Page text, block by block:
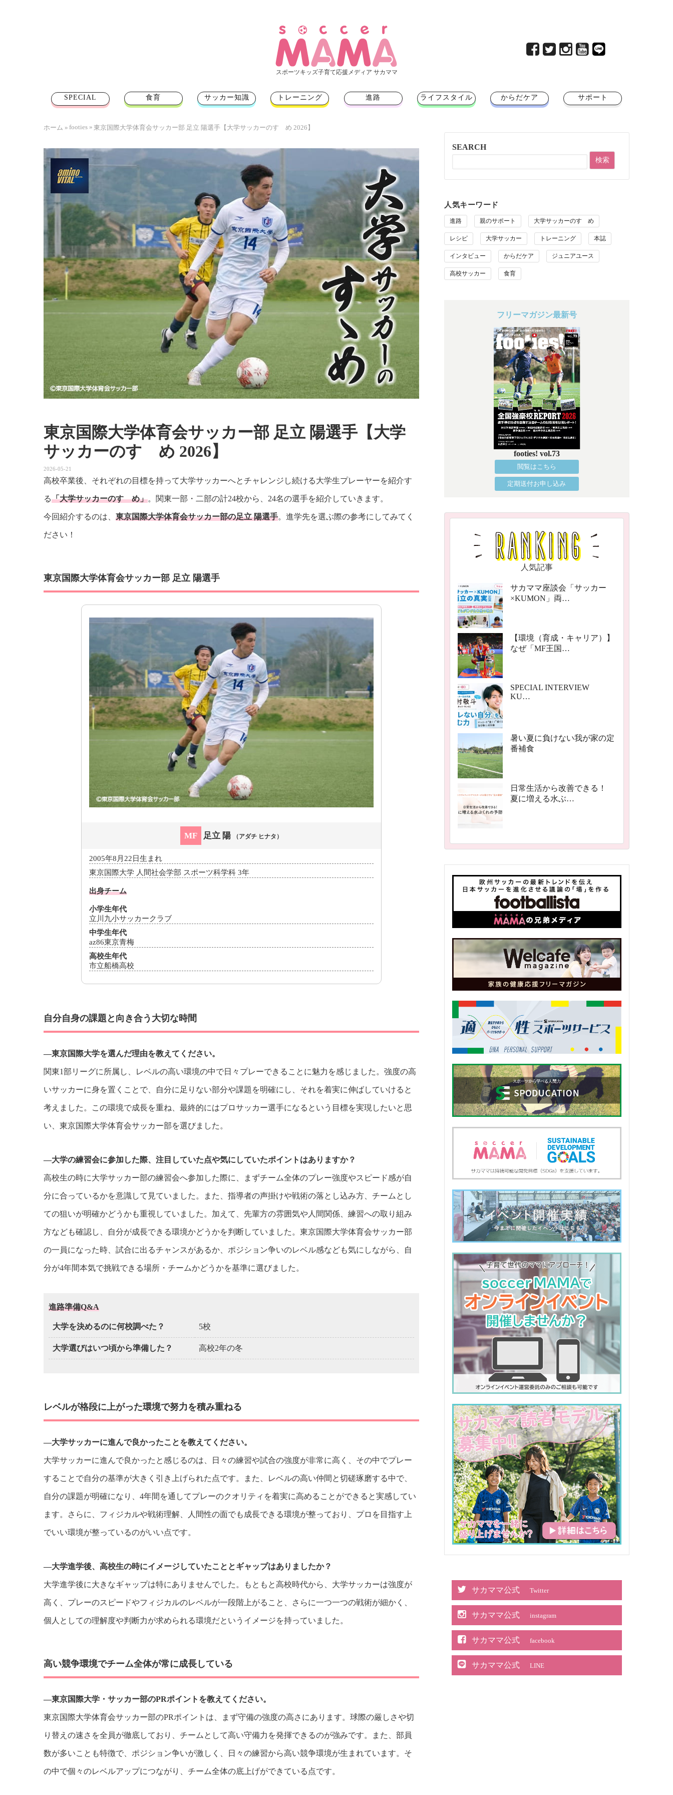
スポーツキッズ子育て応援メディア サカママ
SPECIAL 食育 サッカー知識 トレーニング 進路 ライフスタイル からだケア サポート
ホーム » footies » 東京国際大学体育会サッカー部 足立 陽選手【大学サッカーのすゝめ 2026】
東京国際大学体育会サッカー部 足立 陽選手【大学
サッカーのすゝめ 2026】
2026-05-21
高校卒業後、それぞれの目標を持って大学サッカーへとチャレンジし続ける大学生プレーヤーを紹介す
る「大学サッカーのすゝめ」。関東一部・二部の計24校から、24名の選手を紹介していきます。
今回紹介するのは、 東京国際大学体育会サッカー部の足立 陽選手。進学先を選ぶ際の参考にしてみてく
ださい！
東京国際大学体育会サッカー部 足立 陽選手
MF 足立 陽 （アダチ ヒナタ）
2005年8月22日生まれ
東京国際大学 人間社会学部 スポーツ科学科 3年
出身チーム
小学生年代
立川九小サッカークラブ
中学生年代
az86東京青梅
高校生年代
市立船橋高校
自分自身の課題と向き合う大切な時間
―東京国際大学を選んだ理由を教えてください。
関東1部リーグに所属し、レベルの高い環境の中で日々プレーできることに魅力を感じました。強度の高
いサッカーに身を置くことで、自分に足りない部分や課題を明確にし、それを着実に伸ばしていけると
考えました。この環境で成長を重ね、最終的にはプロサッカー選手になるという目標を実現したいと思
い、東京国際大学体育会サッカー部を選びました。
―大学の練習会に参加した際、注目していた点や気にしていたポイントはありますか？
高校生の時に大学サッカー部の練習会へ参加した際に、まずチーム全体のプレー強度やスピード感が自
分に合っているかを意識して見ていました。また、指導者の声掛けや戦術の落とし込み方、チームとし
ての狙いが明確かどうかも重視していました。加えて、先輩方の雰囲気や人間関係、練習への取り組み
方なども確認し、自分が成長できる環境かどうかを判断していました。東京国際大学体育会サッカー部
の一員になった時、試合に出るチャンスがあるか、ポジション争いのレベル感なども気にしながら、自
分が4年間本気で挑戦できる場所・チームかどうかを基準に選びました。
進路準備Q&A
大学を決めるのに何校調べた？ 5校
大学選びはいつ頃から準備した？ 高校2年の冬
レベルが格段に上がった環境で努力を積み重ねる
―大学サッカーに進んで良かったことを教えてください。
大学サッカーに進んで良かったと感じるのは、日々の練習や試合の強度が非常に高く、その中でプレー
することで自分の基準が大きく引き上げられた点です。また、レベルの高い仲間と切磋琢磨する中で、
自分の課題が明確になり、4年間を通してプレーのクオリティを着実に高めることができると実感してい
ます。さらに、フィジカルや戦術理解、人間性の面でも成長できる環境が整っており、プロを目指す上
でいい環境が整っているのがいい点です。
―大学進学後、高校生の時にイメージしていたこととギャップはありましたか？
大学進学後に大きなギャップは特にありませんでした。もともと高校時代から、大学サッカーは強度が
高く、プレーのスピードやフィジカルのレベルが一段階上がること、さらに一つ一つの戦術が細かく、
個人としての理解度や判断力が求められる環境だというイメージを持っていました。
高い競争環境でチーム全体が常に成長している
―東京国際大学・サッカー部のPRポイントを教えてください。
東京国際大学体育会サッカー部のPRポイントは、まず守備の強度の高さにあります。球際の厳しさや切
り替えの速さを全員が徹底しており、チームとして高い守備力を発揮できるのが強みです。また、部員
数が多いことも特徴で、ポジション争いが激しく、日々の練習から高い競争環境が生まれています。そ
の中で個々のレベルアップにつながり、チーム全体の底上げができている点です。
SEARCH
人気キーワード
進路 親のサポート 大学サッカーのすゝめ
レシピ 大学サッカー トレーニング 本誌
インタビュー からだケア ジュニアユース
高校サッカー 食育
フリーマガジン最新号
footies! vol.73
閲覧はこちら
定期送付お申し込み
人気記事
サカママ座談会「サッカー
×KUMON」両…
【環境（育成・キャリア）】
なぜ「MF王国…
SPECIAL INTERVIEW
KU…
暑い夏に負けない我が家の定
番補食
日常生活から改善できる！
夏に増える水ぶ…
サカママ公式 Twitter
サカママ公式 instagram
サカママ公式 facebook
サカママ公式 LINE